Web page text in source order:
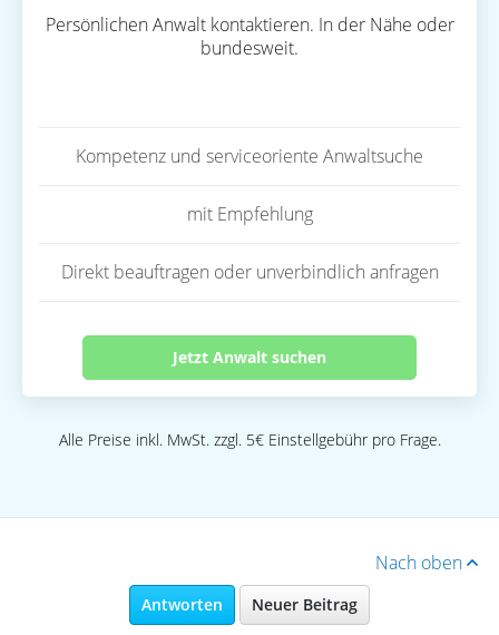
Persönlichen Anwalt kontaktieren. In der Nähe oder
bundesweit.
Kompetenz und serviceoriente Anwaltsuche
mit Empfehlung
Direkt beauftragen oder unverbindlich anfragen
Jetzt Anwalt suchen
Alle Preise inkl. MwSt. zzgl. 5€ Einstellgebühr pro Frage.
Nach oben
Antworten Neuer Beitrag